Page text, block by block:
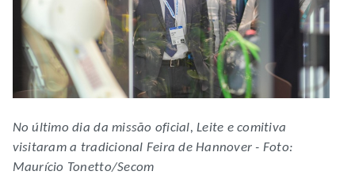
No último dia da missão oficial, Leite e comitiva
visitaram a tradicional Feira de Hannover - Foto:
Maurício Tonetto/Secom